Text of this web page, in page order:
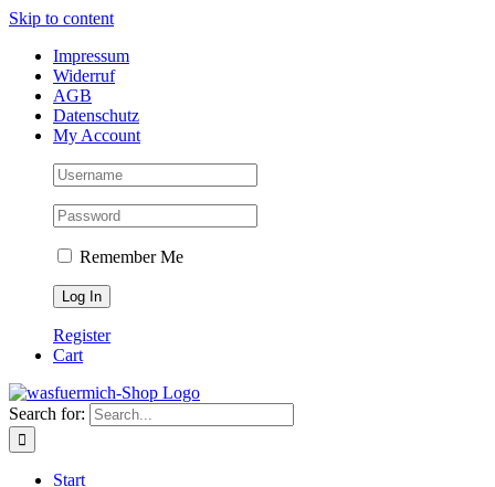
Skip to content
Impressum
Widerruf
AGB
Datenschutz
My Account
Remember Me
Register
Cart
Search for:
Start